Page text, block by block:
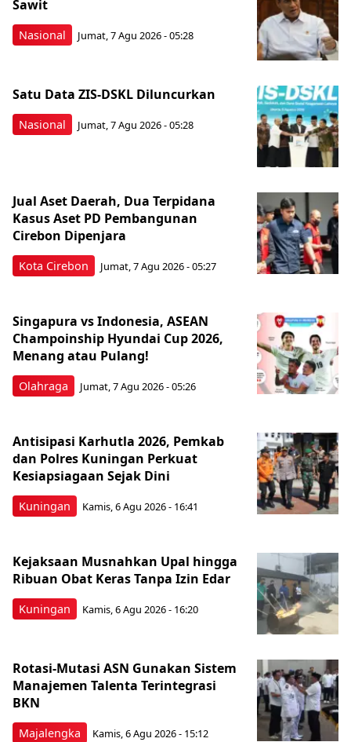
Nasional
Sawit
Jumat, 7 Agu 2026 - 05:28
Nasional
Satu Data ZIS-DSKL Diluncurkan
Jumat, 7 Agu 2026 - 05:28
Kota Cirebon
Jual Aset Daerah, Dua Terpidana
Kasus Aset PD Pembangunan
Cirebon Dipenjara
Jumat, 7 Agu 2026 - 05:27
Olahraga
Singapura vs Indonesia, ASEAN
Champoinship Hyundai Cup 2026,
Menang atau Pulang!
Jumat, 7 Agu 2026 - 05:26
Kuningan
Antisipasi Karhutla 2026, Pemkab
dan Polres Kuningan Perkuat
Kesiapsiagaan Sejak Dini
Kamis, 6 Agu 2026 - 16:41
Kuningan
Kejaksaan Musnahkan Upal hingga
Ribuan Obat Keras Tanpa Izin Edar
Kamis, 6 Agu 2026 - 16:20
Majalengka
Rotasi-Mutasi ASN Gunakan Sistem
Manajemen Talenta Terintegrasi
BKN
Kamis, 6 Agu 2026 - 15:12